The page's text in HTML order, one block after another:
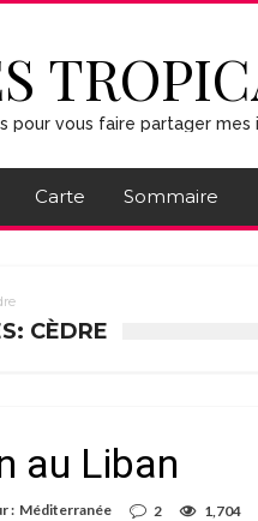
pour vous faire partager
Carte Sommaire
CÈDRE
au Liban
: Méditerranée 2 1,704